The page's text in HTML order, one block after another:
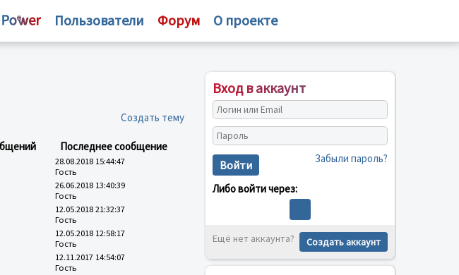
Пользователи Форум О проекте
Создать тему
Последнее сообщение
28.08.2018 15:44:47
Гость
26.06.2018 13:40:39
Гость
12.05.2018 21:32:37
Гость
12.05.2018 12:58:17
Гость
12.11.2017 14:54:07
Гость
Вход в аккаунт
Войти Забыли пароль?
Либо войти через:
Ещё нет аккаунта? Создать аккаунт